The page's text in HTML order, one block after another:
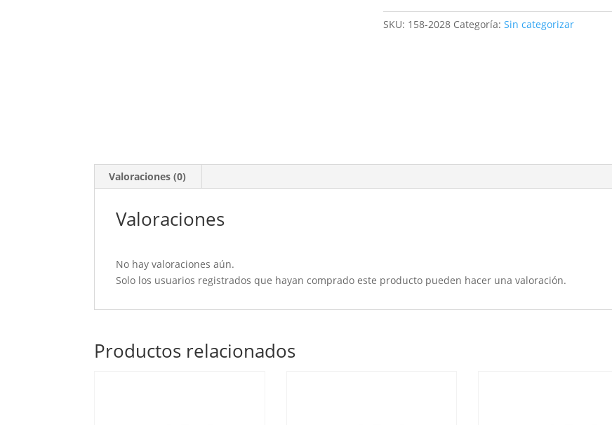
SKU: 158-2028 Categoría:Sin categorizar
Valoraciones (0)
Valoraciones
No hay valoraciones aún.
Solo los usuarios registrados que hayan comprado este producto pueden hacer una valoración.
Productos relacionados